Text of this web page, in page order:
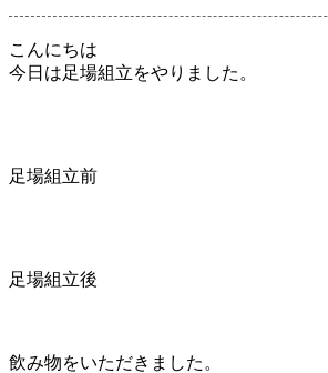
こんにちは
今日は足場組立をやりました。
足場組立前
足場組立後
飲み物をいただきました。